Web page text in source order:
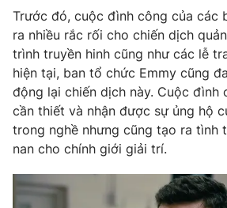
Tư vấn
Chuyên mục khác
Emagazine Podcast
Photo
Trước đó, cuộc đình công của các
ra nhiều rắc rối cho chiến dịch
trình truyền hinh cũng như các lễ
hiện tại, ban tổ chức Emmy cũng
động lại chiến dịch này. Cuộc đình
cần thiết và nhận được sự ủng hộ
trong nghề nhưng cũng tạo ra tình
nan cho chính giới giải trí.